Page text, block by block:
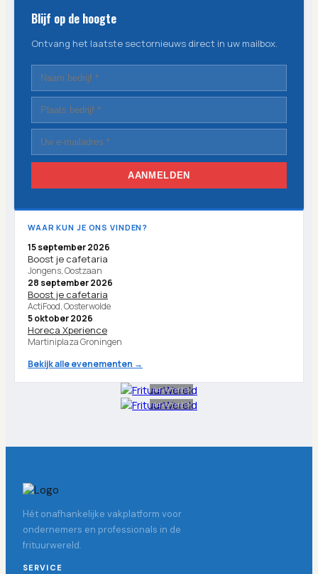
Blijf op de hoogte
Ontvang het laatste sectornieuws direct in uw mailbox.
AANMELDEN
WAAR KUN JE ONS VINDEN?
15 september 2026
Boost je cafetaria
Jongens, Oostzaan
28 september 2026
Boost je cafetaria
ActiFood, Oosterwolde
5 oktober 2026
Horeca Xperience
Martiniplaza Groningen
Bekijk alle evenementen →
Advertentie
Advertentie
Hét onafhankelijke vakplatform voor
ondernemers en professionals in de
frituurwereld.
SERVICE